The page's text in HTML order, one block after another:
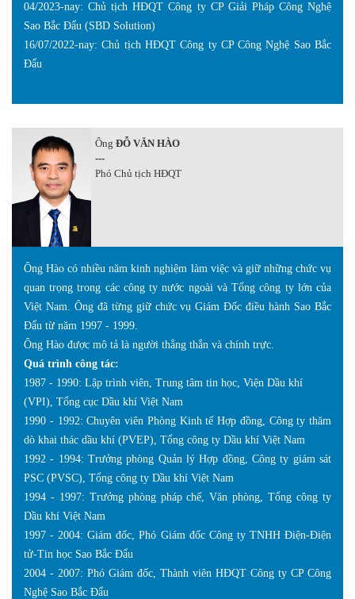
04/2023-nay: Chủ tịch HĐQT Công ty CP Giải Pháp Công Nghệ
Sao Bắc Đẩu (SBD Solution)
16/07/2022-nay: Chủ tịch HĐQT Công ty CP Công Nghệ Sao Bắc
Đẩu
Ông ĐỖ VĂN HÀO
---
Phó Chủ tịch HĐQT
Ông Hào có nhiều năm kinh nghiệm làm việc và giữ những chức vụ
quan trọng trong các công ty nước ngoài và Tổng công ty lớn của
Việt Nam. Ông đã từng giữ chức vụ Giám Đốc điều hành Sao Bắc
Đẩu từ năm 1997 - 1999.
Ông Hào được mô tả là người thẳng thắn và chính trực.
Quá trình công tác:
1987 - 1990: Lập trình viên, Trung tâm tin học, Viện Dầu khí
(VPI), Tổng cục Dầu khí Việt Nam
1990 - 1992: Chuyên viên Phòng Kinh tế Hợp đồng, Công ty thăm
dò khai thác dầu khí (PVEP), Tổng công ty Dầu khí Việt Nam
1992 - 1994: Trưởng phòng Quản lý Hợp đồng, Công ty giám sát
PSC (PVSC), Tổng công ty Dầu khí Việt Nam
1994 - 1997: Trưởng phòng pháp chế, Văn phòng, Tổng công ty
Dầu khí Việt Nam
1997 - 2004: Giám đốc, Phó Giám đốc Công ty TNHH Điện-Điện
tử-Tin học Sao Bắc Đẩu
2004 - 2007: Phó Giám đốc, Thành viên HĐQT Công ty CP Công
Nghệ Sao Bắc Đẩu